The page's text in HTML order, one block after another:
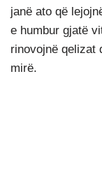
janë ato që
e humbur gjatë
rinovojnë qelizat
mirë.